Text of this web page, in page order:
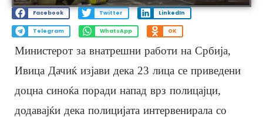
Facebook Twitter LinkedIn
Telegram WhatsApp OK
Министерот за внатрешни работи на Србија,
Ивица Дачиќ изјави дека 23 лица се приведени
доцна синоќа поради напад врз полицајци,
додавајќи дека полицијата интервенирала со